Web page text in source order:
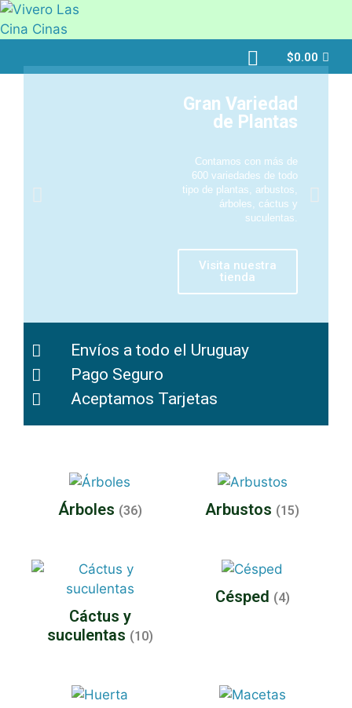
$0.00
Gran Variedad
de Plantas
Contamos con más de
600 variedades de todo
tipo de plantas, arbustos,
árboles, cáctus y
suculentas.
Visita nuestra
tienda
Envíos a todo el Uruguay
Pago Seguro
Aceptamos Tarjetas
Árboles (36) Arbustos (15)
Cáctus y
suculentas (10)
Césped (4)